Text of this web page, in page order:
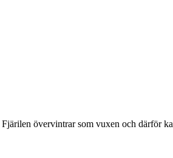
övervintrar som vuxen och därför